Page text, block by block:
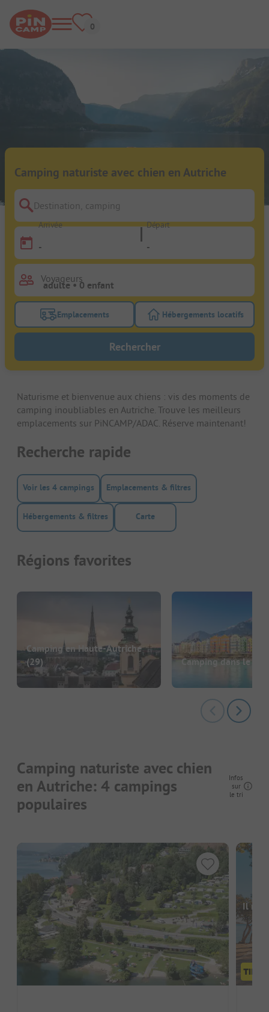
Camping naturiste avec chien en Autriche
Destination, camping
Arrivée
-
Départ
-
Voyageurs
Activez le bouton de filtre emplacements pour
Emplacements Activez le bouton
Hébergements locatifs
Rechercher
Naturisme et bienvenue aux chiens : vis des moments de
camping inoubliables en Autriche. Trouve les meilleurs
emplacements sur PiNCAMP/ADAC. Réserve maintenant!
Recherche rapide
Voir les 4 campings Emplacements & filtres
Hébergements & filtres Carte
Régions favorites
Camping en Haute-Autriche
(29)
Camping dans le
Camping naturiste avec chien
en Autriche: 4 campings
populaires
Infos
sur
le tri
Il